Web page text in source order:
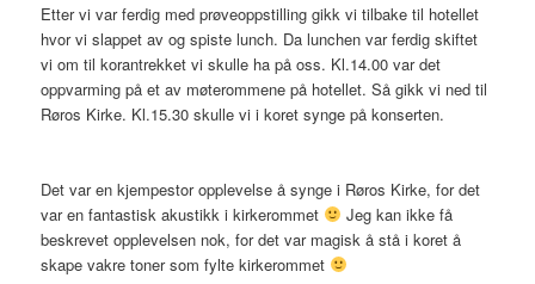
Etter vi var ferdig med prøveoppstilling gikk vi tilbake til hotellet
hvor vi slappet av og spiste lunch. Da lunchen var ferdig skiftet
vi om til korantrekket vi skulle ha på oss. Kl.14.00 var det
oppvarming på et av møterommene på hotellet. Så gikk vi ned til
Røros Kirke. Kl.15.30 skulle vi i koret synge på konserten.
Det var en kjempestor opplevelse å synge i Røros Kirke, for det
var en fantastisk akustikk i kirkerommet
Jeg kan ikke få
beskrevet opplevelsen nok, for det var magisk å stå i koret å
skape vakre toner som fylte kirkerommet